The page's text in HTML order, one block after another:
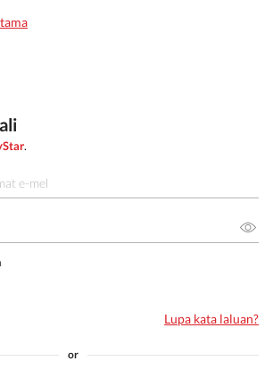
.
Lupa kata laluan?
or